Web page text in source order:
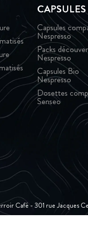
CAPSULES
Capsules
Nespresso
Packs
Nespresso
Capsules Bio
Nespresso
Dosettes
Senseo
Café - 301 rue Jacques